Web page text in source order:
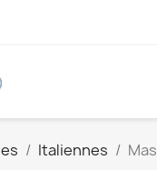
Italiennes